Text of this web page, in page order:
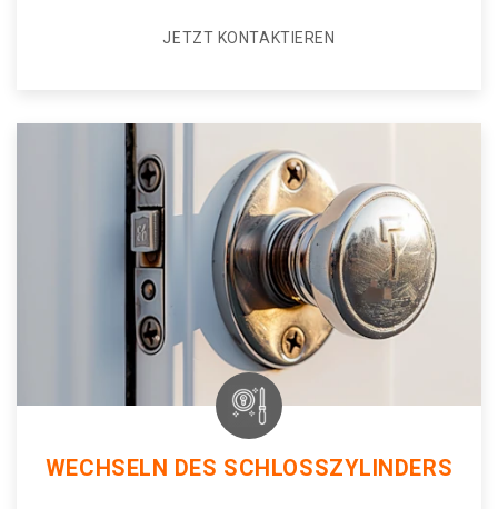
JETZT KONTAKTIEREN
WECHSELN DES SCHLOSSZYLINDERS